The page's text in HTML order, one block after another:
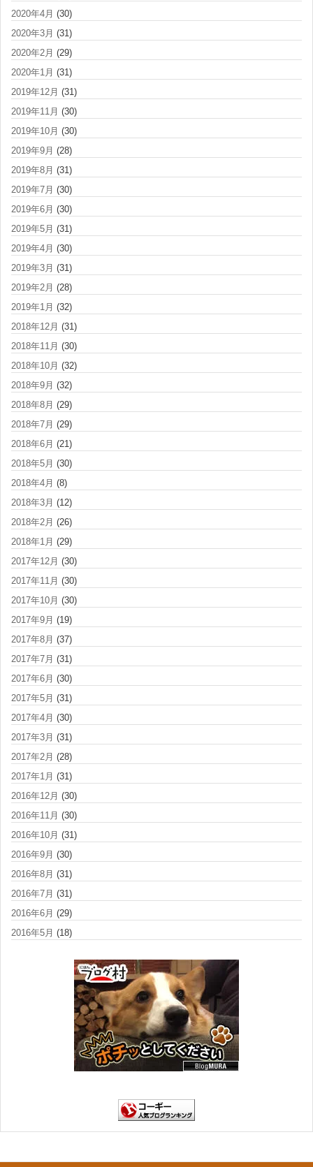
2020年4月 (30)
2020年3月 (31)
2020年2月 (29)
2020年1月 (31)
2019年12月 (31)
2019年11月 (30)
2019年10月 (30)
2019年9月 (28)
2019年8月 (31)
2019年7月 (30)
2019年6月 (30)
2019年5月 (31)
2019年4月 (30)
2019年3月 (31)
2019年2月 (28)
2019年1月 (32)
2018年12月 (31)
2018年11月 (30)
2018年10月 (32)
2018年9月 (32)
2018年8月 (29)
2018年7月 (29)
2018年6月 (21)
2018年5月 (30)
2018年4月 (8)
2018年3月 (12)
2018年2月 (26)
2018年1月 (29)
2017年12月 (30)
2017年11月 (30)
2017年10月 (30)
2017年9月 (19)
2017年8月 (37)
2017年7月 (31)
2017年6月 (30)
2017年5月 (31)
2017年4月 (30)
2017年3月 (31)
2017年2月 (28)
2017年1月 (31)
2016年12月 (30)
2016年11月 (30)
2016年10月 (31)
2016年9月 (30)
2016年8月 (31)
2016年7月 (31)
2016年6月 (29)
2016年5月 (18)